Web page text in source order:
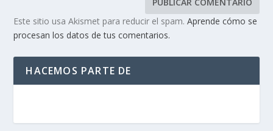
Este sitio usa Akismet para reducir el spam.Aprende cómo se
procesan los datos de tus comentarios.
HACEMOS PARTE DE